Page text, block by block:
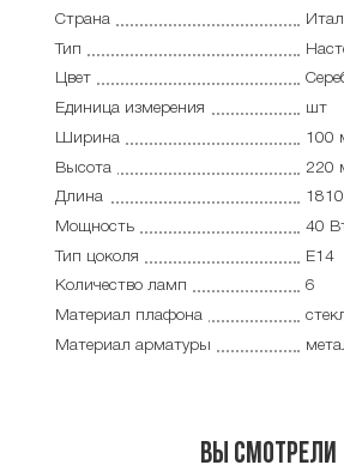
Страна
Тип
Цвет
Единица измерения
шт
Ширина
100
Высота
220
Длина
Мощность
40
Тип цоколя
E14
Количество ламп
6
Материал плафона
Материал арматуры
Вы смотрели